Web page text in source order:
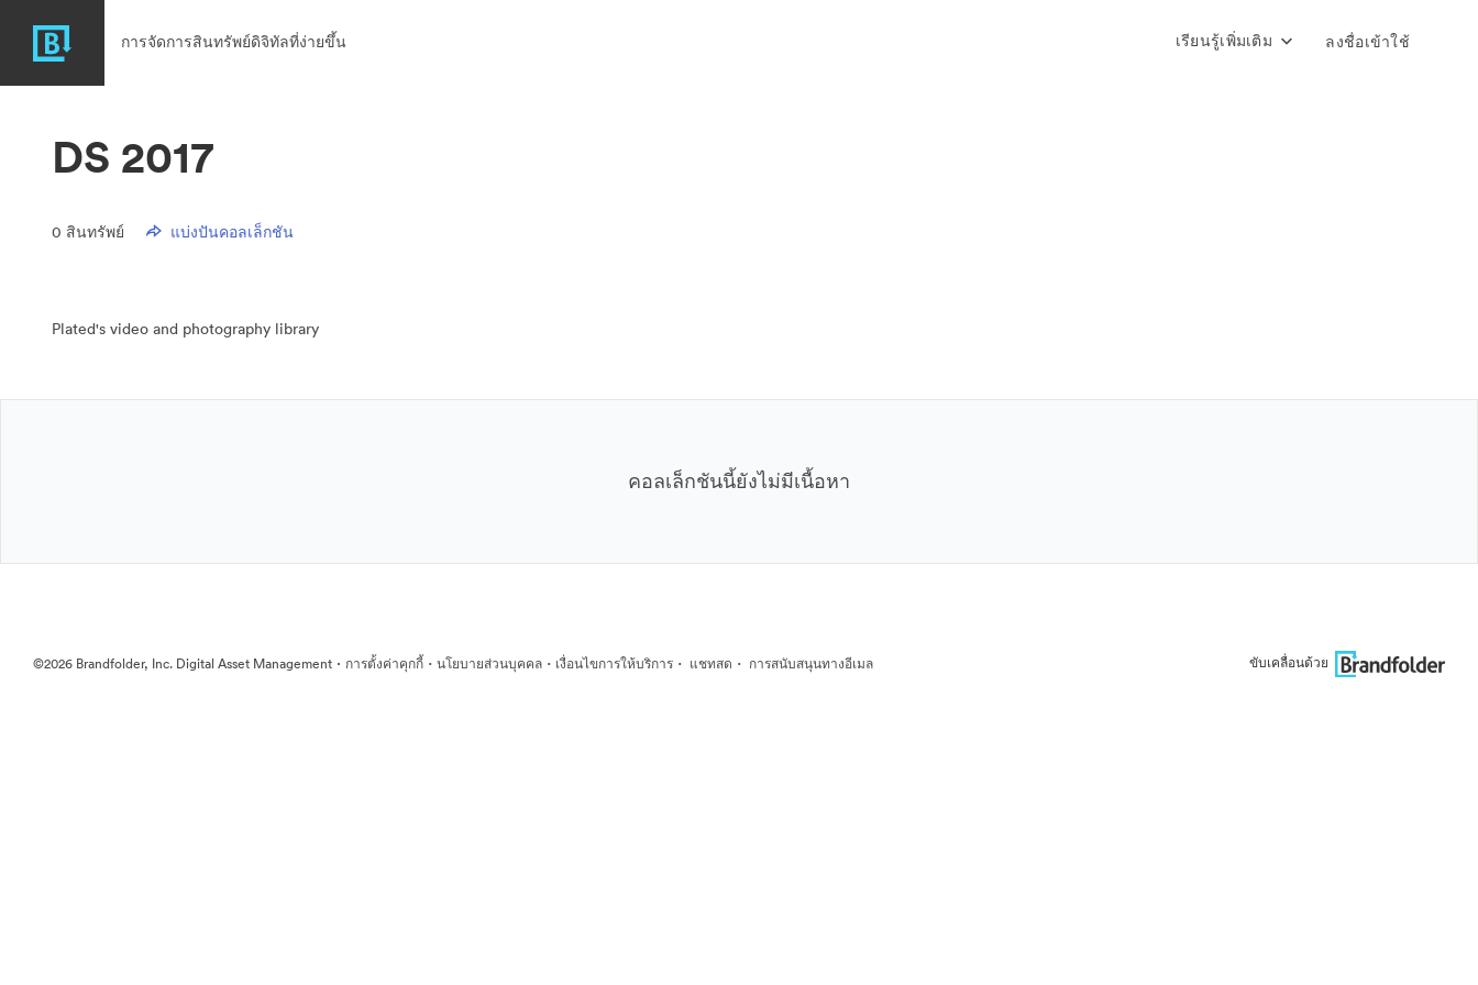
การจัดการสินทรัพย์ดิจิทัลที่ง่ายขึ้น เรียนรู้เพิ่มเติม ลงชื่อเข้าใช้
DS 2017
0 สินทรัพย์ แบ่งปันคอลเล็กชัน
Plated's video and photography library
คอลเล็กชันนี้ยังไม่มีเนื้อหา
©2026 Brandfolder, Inc. Digital Asset Management · การตั้งค่าคุกกี้· นโยบายส่วนบุคคล · เงื่อนไขการให้บริการ · แชทสด · การสนับสนุนทางอีเมล ขับเคลื่อนด้วย